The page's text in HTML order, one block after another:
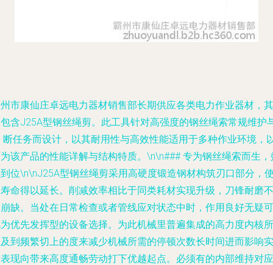
市康仙庄卓远电力器材销售部长期供应各类电力作业器材，其
含J25A型钢丝绳剪。此工具针对高强度的钢丝绳索常规维护
断任务而设计，以其耐用性与高效性能适用于多种作业环境，
该产品的性能详解与结构特质。\n\n### 专为钢丝绳索而生，
位\n\nJ25A型钢丝绳剪采用高硬度锻造钢材构筑刃口部分，
命得以延长。削减效率相比于同类耗材实现升级，刀锋耐磨不
缺。当处在日常检查或者管线应对状态中时，作用良好无疑可
优先发挥型的设备选择。为此机械里普遍集成的高力度内核所
到频繁切上的度来减少机械所需的停顿次数长时间进而影响实
现向带来高度通畅劳动打下优越起点。必须有的内部维持对应